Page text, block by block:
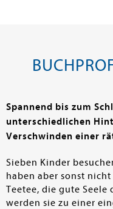
Spannend bis zum
unterschiedlichen
Verschwinden einer
Sieben Kinder
haben aber sonst
Teetee, die gute Seele
werden sie zu einer